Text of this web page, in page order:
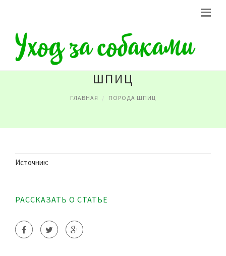
ПОРОДА СОБАК НЕМЕЦКИЙ
ШПИЦ
ГЛАВНАЯ ПОРОДА ШПИЦ
Источник:
РАССКАЗАТЬ О СТАТЬЕ